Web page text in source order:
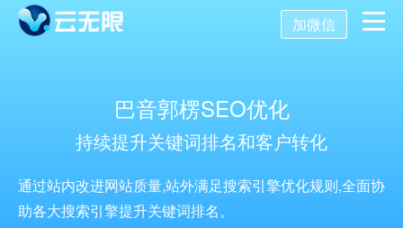
加微信
数字化营销 数字化建设
SEO优化
巴音郭楞SEO优化
持续提升关键词排名和客户转化
通过站内改进网站质量,站外满足搜索引擎优化规则,全面协
助各大搜索引擎提升关键词排名。